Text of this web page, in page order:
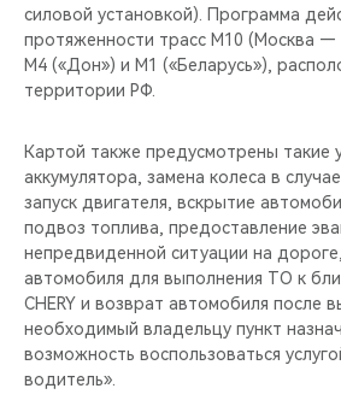
силовой установкой). Программа
протяженности трасс М10 (Москва —
М4 («Дон») и М1 («Беларусь»),
территории РФ.
Картой также предусмотрены такие
аккумулятора, замена колеса в
запуск двигателя, вскрытие
подвоз топлива, предоставление
непредвиденной ситуации на
автомобиля для выполнения ТО к
CHERY и возврат автомобиля после
необходимый владельцу пункт
возможность воспользоваться
водитель».